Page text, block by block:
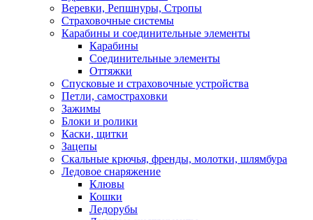
Веревки, Репшнуры, Стропы
Страховочные системы
Карабины и соединительные элементы
Карабины
Соединительные элементы
Оттяжки
Спусковые и страховочные устройства
Петли, самостраховки
Зажимы
Блоки и ролики
Каски, щитки
Зацепы
Скальные крючья, френды, молотки, шлямбура
Ледовое снаряжение
Клювы
Кошки
Ледорубы